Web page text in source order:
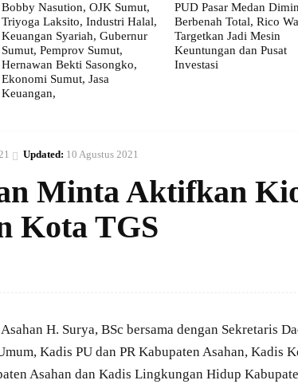
Bobby Nasution, OJK Sumut,
Triyoga Laksito, Industri Halal,
Keuangan Syariah, Gubernur
Sumut, Pemprov Sumut,
Hernawan Bekti Sasongko,
Ekonomi Sumut, Jasa
Keuangan,
PUD Pasar Medan
Berbenah Total, Rico
Targetkan Jadi Mesin
Keuntungan dan Pusat
Investasi
Updated: 10 Agustus 2021
Minta Aktifkan
Kota TGS
H. Surya, BSc bersama dengan Sekretaris
Kadis PU dan PR Kabupaten Asahan, Kadis
Asahan dan Kadis Lingkungan Hidup